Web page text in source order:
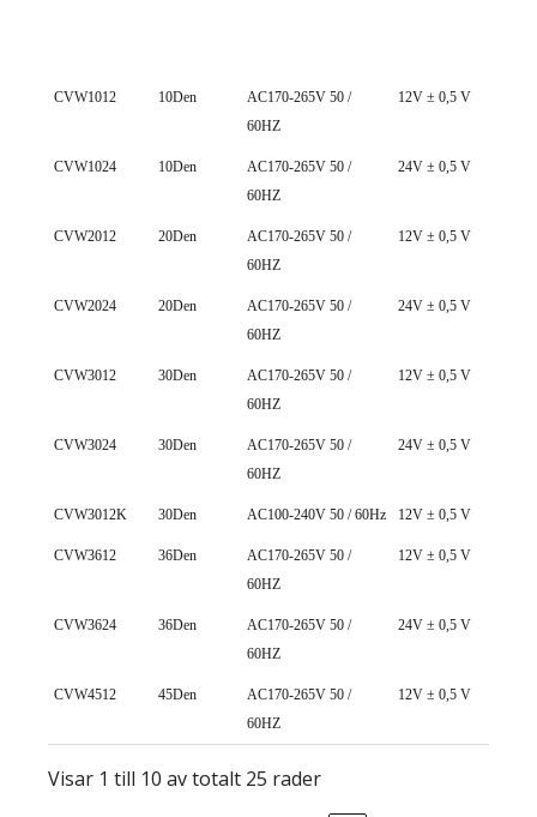
MODELL WATT. INSPÄNNING UTSPÄNNING
CVW1012 10Den
AC170-265V 50 /
60HZ
12V ± 0,5 V
CVW1024 10Den
AC170-265V 50 /
60HZ
24V ± 0,5 V
CVW2012 20Den
AC170-265V 50 /
60HZ
12V ± 0,5 V
CVW2024 20Den
AC170-265V 50 /
60HZ
24V ± 0,5 V
CVW3012 30Den
AC170-265V 50 /
60HZ
12V ± 0,5 V
CVW3024 30Den
AC170-265V 50 /
60HZ
24V ± 0,5 V
CVW3012K 30Den AC100-240V 50 / 60Hz 12V ± 0,5 V
CVW3612 36Den
AC170-265V 50 /
60HZ
12V ± 0,5 V
CVW3624 36Den
AC170-265V 50 /
60HZ
24V ± 0,5 V
CVW4512 45Den
AC170-265V 50 /
60HZ
12V ± 0,5 V
Visar 1 till 10 av totalt 25 rader